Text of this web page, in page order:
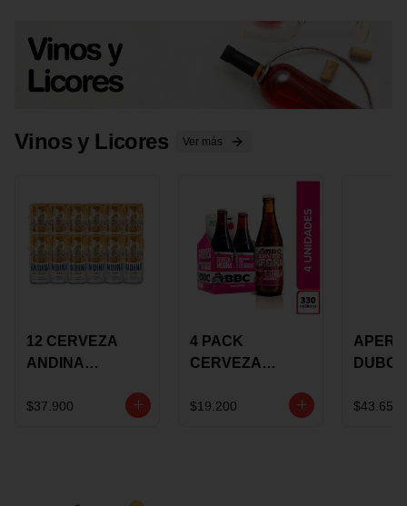
Vinos y Licores Ver más
12 CERVEZA
ANDINA
LATON
$37.900
4 PACK
CERVEZA
ROSE BBC
$19.200
VINO
$43.650